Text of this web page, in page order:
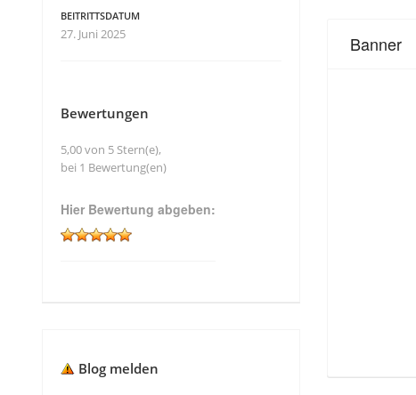
Banner
BEITRITTSDATUM
27. Juni 2025
Bewertungen
5,00 von 5 Stern(e),
bei 1 Bewertung(en)
Hier Bewertung abgeben:
Blog melden